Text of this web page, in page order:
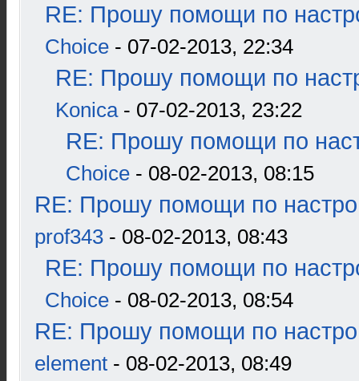
RE: Прошу помощи по
Choice - 07-02-2013, 22:34
RE: Прошу помощи по
Konica- 07-02-2013, 23:22
RE: Прошу помощи по
Choice - 08-02-2013, 08:15
RE: Прошу помощи по
prof343 - 08-02-2013, 08:43
RE: Прошу помощи по
Choice - 08-02-2013, 08:54
RE: Прошу помощи по
element - 08-02-2013, 08:49